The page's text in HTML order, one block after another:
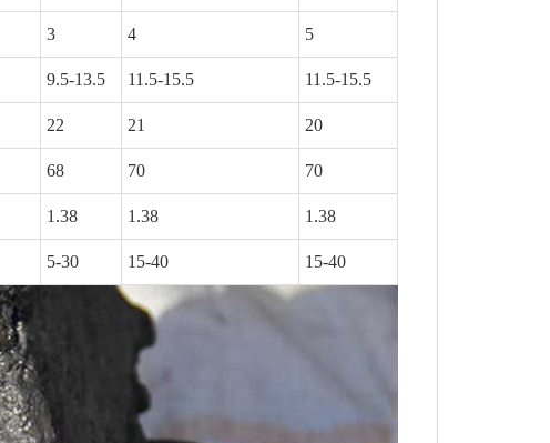
3 4 5
9.5-13.5 11.5-15.5 11.5-15.5
22 21 20
68 70 70
1.38 1.38 1.38
5-30 15-40 15-40